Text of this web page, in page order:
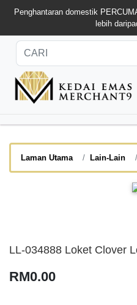
Penghantaran domestik
lebih
Laman Utama Lain-Lain
LL-034888 Loket Clover
RM0.00